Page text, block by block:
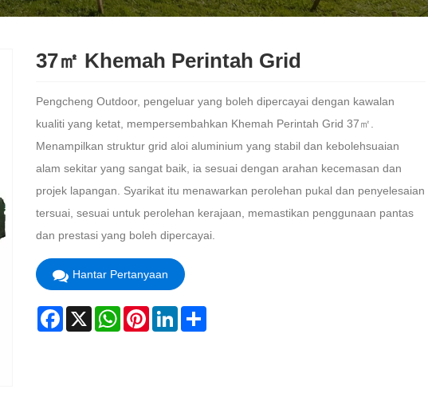
37㎡ Khemah Perintah Grid
Pengcheng Outdoor, pengeluar yang boleh dipercayai dengan kawalan
kualiti yang ketat, mempersembahkan Khemah Perintah Grid 37㎡.
Menampilkan struktur grid aloi aluminium yang stabil dan kebolehsuaian
alam sekitar yang sangat baik, ia sesuai dengan arahan kecemasan dan
projek lapangan. Syarikat itu menawarkan perolehan pukal dan penyelesaian
tersuai, sesuai untuk perolehan kerajaan, memastikan penggunaan pantas
dan prestasi yang boleh dipercayai.
Hantar Pertanyaan
Facebook
X WhatsAppPinterestLinkedInShare